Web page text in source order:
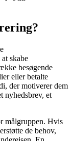
skabe
besøgende
eller betalte
der motiverer dem
nyhedsbrev, et
målgruppen. Hvis
de behov,